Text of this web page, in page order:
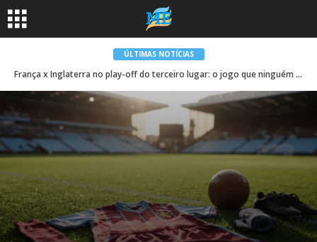
ÚLTIMAS NOTÍCIAS
França x Inglaterra no play-off do terceiro lugar: o jogo que ninguém quer jogar | Futebol